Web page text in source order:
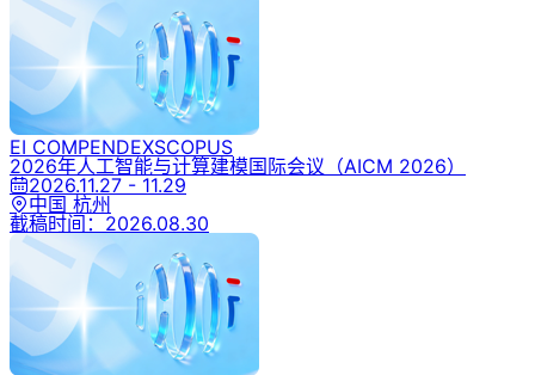
EI COMPENDEXSCOPUS
2026年人工智能与计算建模国际会议 （AICM 2026）
2026.11.27 - 11.29
中国 杭州
截稿时间： 2026.08.30